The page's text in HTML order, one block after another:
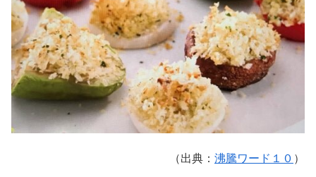
（出典： 沸騰ワード１０ ）